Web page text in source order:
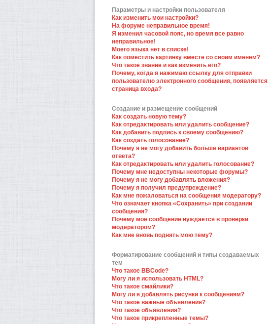
Параметры и настройки пользователя
Как изменить мои настройки?
На форуме неправильное время!
Я изменил часовой пояс, но время все равно
неправильное!
Моего языка нет в списке!
Как поместить картинку вместе со своим именем?
Что такое звание и как изменить его?
Почему, когда я нажимаю ссылку для отправки
пользователю электронного сообщения, появляется
страница входа?
Создание и размещение сообщений
Как создать новую тему?
Как отредактировать или удалить сообщение?
Как добавить подпись к своему сообщению?
Как создать голосование?
Почему я не могу добавить больше вариантов
ответа?
Как отредактировать или удалить голосование?
Почему мне недоступны некоторые форумы?
Почему я не могу добавлять вложения?
Почему я получил предупреждение?
Как мне пожаловаться на сообщения модератору?
Что означает кнопка «Сохранить» при создании
сообщения?
Почему мое сообщение нуждается в проверки
модератором?
Как мне вновь поднять мою тему?
Форматирование сообщений и типы создаваемых
тем
Что такое BBCode?
Могу ли я использовать HTML?
Что такое смайлики?
Могу ли я добавлять рисунки к сообщениям?
Что такое важные объявления?
Что такое объявления?
Что такое прикрепленные темы?